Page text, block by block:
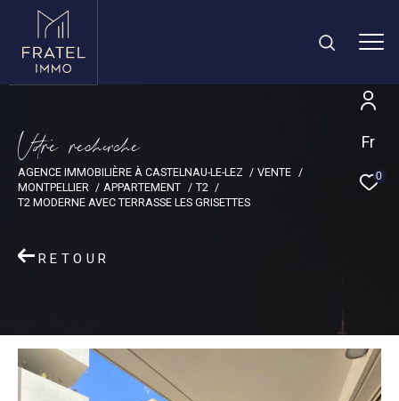
Fr
0
Vore recece
AGENCE IMMOBILIÈRE À CASTELNAU-LE-LEZ
VENTE
MONTPELLIER
APPARTEMENT
T2
T2 MODERNE AVEC TERRASSE LES GRISETTES
RETOUR